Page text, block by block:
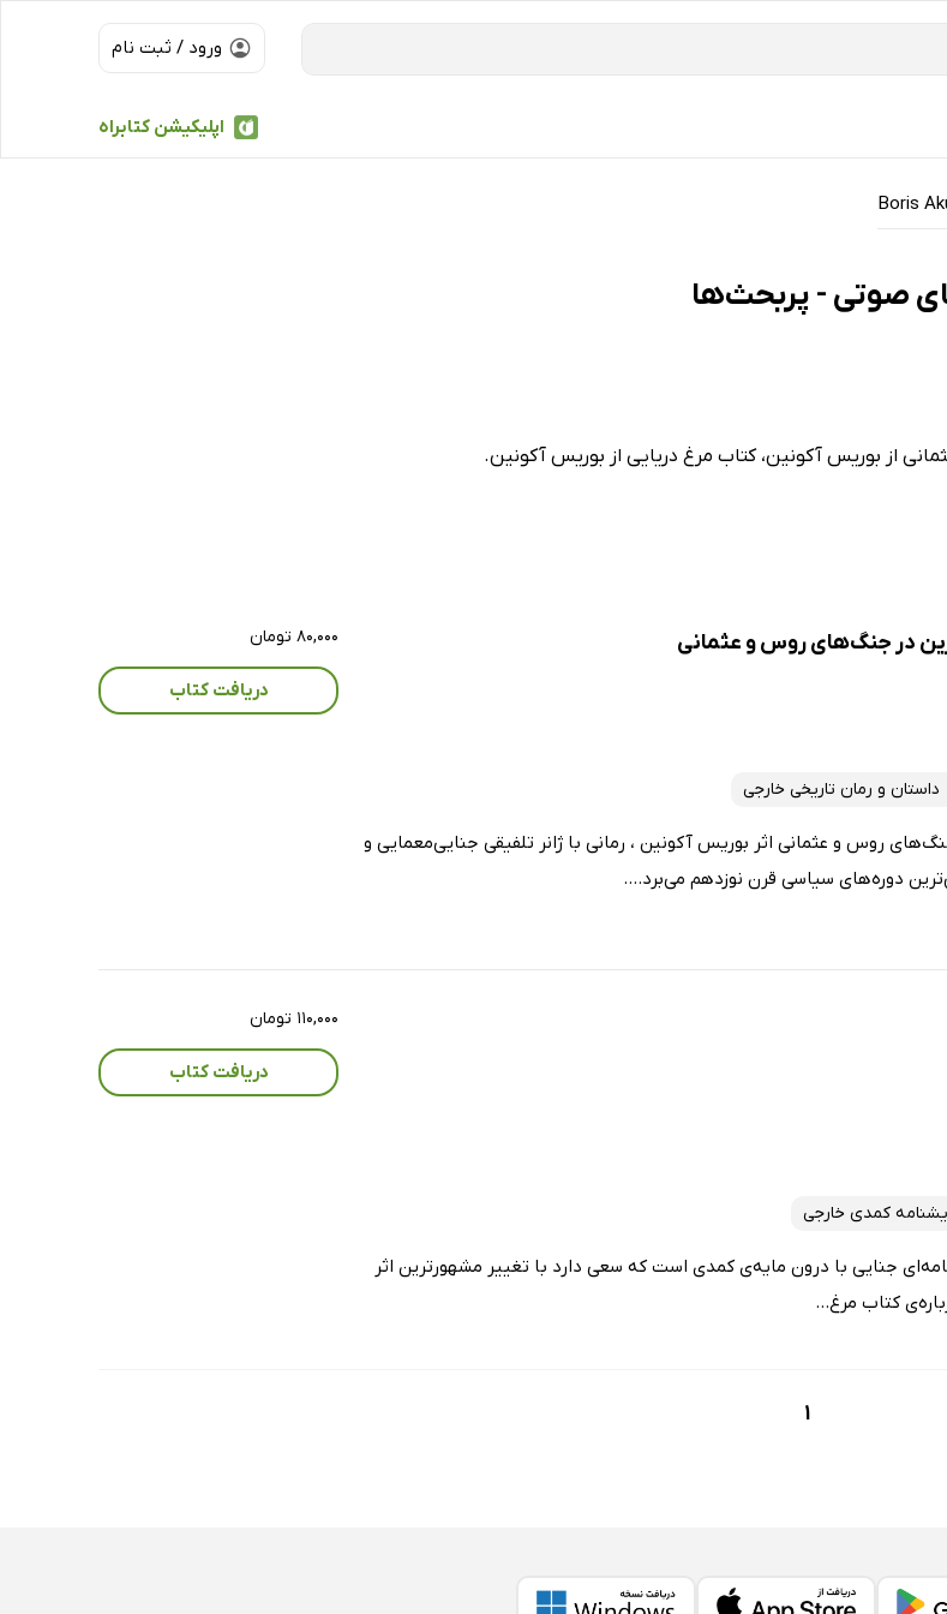
ورود / ثبت نام
اپلیکیشن کتابراه
Boris
از بوریس آکونین، کتاب مرغ دریایی از بوریس آکونین.
در جنگ‌های روس و عثمانی
داستان و رمان تاریخی خارجی
روس و عثمانی اثر بوریس آکونین ، رمانی با ژانر تلفیقی جنایی‌معمایی و
دوره‌های سیاسی قرن نوزدهم می‌برد....
۸۰,۰۰۰ تومان
دریافت کتاب
کمدی خارجی
جنایی با درون مایه‌ی کمدی است که سعی دارد با تغییر مشهورترین اثر
کتاب مرغ...
۱۱۰,۰۰۰ تومان
دریافت کتاب
1